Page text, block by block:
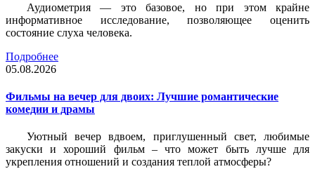
Аудиометрия — это базовое, но при этом крайне
информативное исследование, позволяющее оценить
состояние слуха человека.
Подробнее
05.08.2026
Фильмы на вечер для двоих: Лучшие романтические
комедии и драмы
Уютный вечер вдвоем, приглушенный свет, любимые
закуски и хороший фильм – что может быть лучше для
укрепления отношений и создания теплой атмосферы?